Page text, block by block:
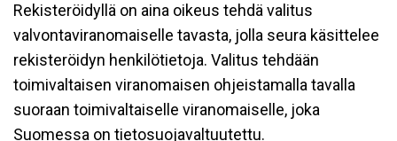
Rekisteröidyllä on aina oikeus tehdä valitus
valvontaviranomaiselle tavasta, jolla seura käsittelee
rekisteröidyn henkilötietoja. Valitus tehdään
toimivaltaisen viranomaisen ohjeistamalla tavalla
suoraan toimivaltaiselle viranomaiselle, joka
Suomessa on tietosuojavaltuutettu.